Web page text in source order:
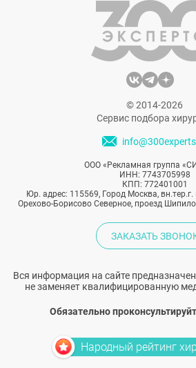
© 2014-2026
Сервис подбора
ООО «Рекламная группа
ИНН: 7743705998
КПП: 772401001
Юр. адрес: 115569, Город Москва,
Орехово-Борисово Северное, проезд
ЗАКАЗАТЬ
Вся информация на сайте
не заменяет квалифицированную
Обязательно
Народный рейтинг